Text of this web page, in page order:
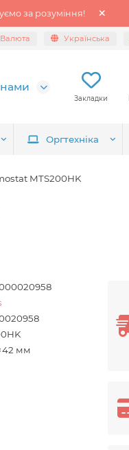
за розуміння!
Валюта Українська
нами
Закладки
Оргтехніка
MTS200HK
мм